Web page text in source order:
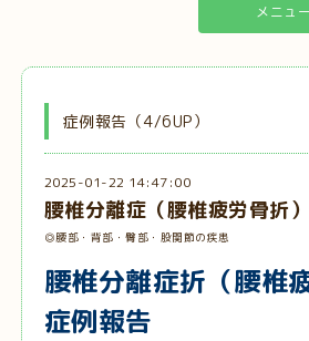
メニュー
症例報告（4/6UP）
2025-01-22 14:47:00
腰椎分離症（腰椎疲労骨折
◎腰部・背部・臀部・股関節の疾患
腰椎分離症折（腰椎
症例報告